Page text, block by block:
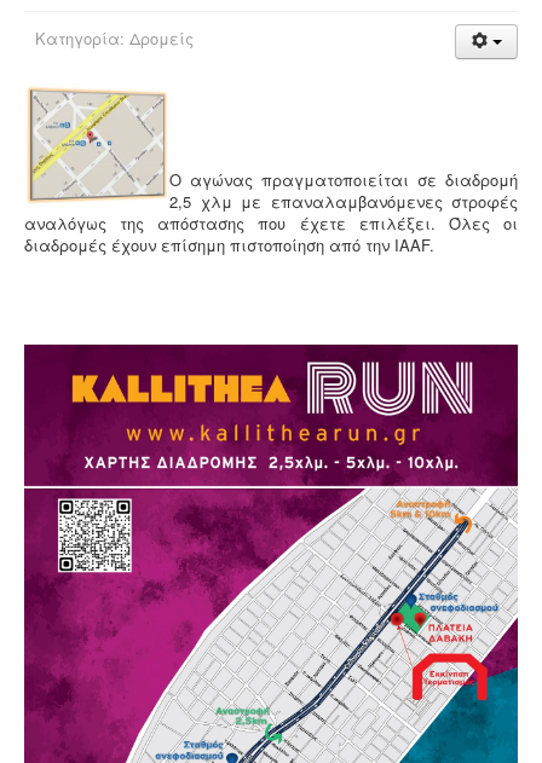
Κατηγορία: Δρομείς
Ο αγώνας πραγματοποιείται σε διαδρομή
2,5 χλμ με επαναλαμβανόμενες στροφές
αναλόγως της απόστασης που έχετε επιλέξει. Όλες οι
διαδρομές έχουν επίσημη πιστοποίηση από την IAAF.